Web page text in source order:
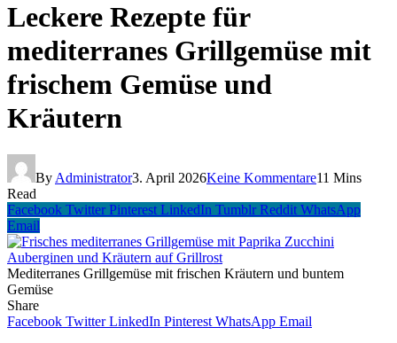
Leckere Rezepte für
mediterranes Grillgemüse mit
frischem Gemüse und
Kräutern
By Administrator3. April 2026Keine Kommentare11 Mins
Read
Facebook Twitter Pinterest LinkedIn Tumblr Reddit WhatsApp
Email
Mediterranes Grillgemüse mit frischen Kräutern und buntem
Gemüse
Share
Facebook Twitter LinkedIn Pinterest WhatsApp Email